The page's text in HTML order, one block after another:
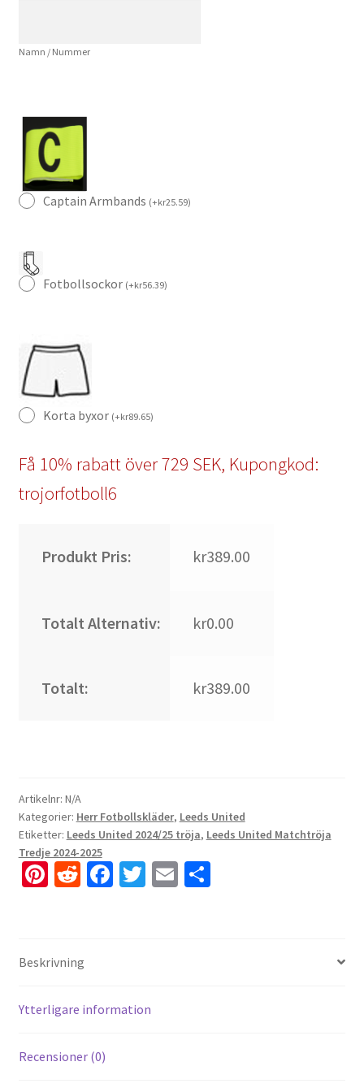
Namn / Nummer
Captain Armbands (+kr25.59)
Fotbollsockor (+kr56.39)
Korta byxor (+kr89.65)
Få 10% rabatt över 729 SEK, Kupongkod:
trojorfotboll6
Produkt Pris: kr389.00
Totalt Alternativ: kr0.00
Totalt: kr389.00
Artikelnr: N/A
Kategorier: Herr Fotbollskläder, Leeds United
Etiketter: Leeds United 2024/25 tröja, Leeds United Matchtröja
Tredje 2024-2025
Pi
es
R
di
t
Fa
k
T E D
Beskrivning
Ytterligare information
Recensioner (0)